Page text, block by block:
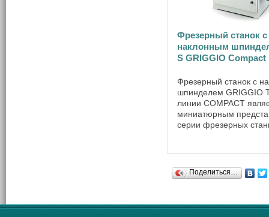
Фрезерный станок с
наклонным
S GRIGGIO Compact
Фрезерный станок с
шпинделем GRIGGIO
линии COMPACT
миниатюрным
серии фрезерных
станок не занимает
и подходит для
Поделиться…